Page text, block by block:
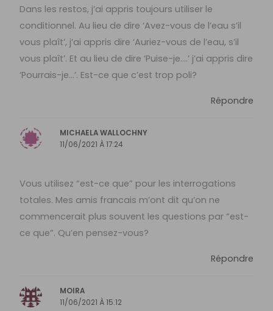
Dans les restos, j’ai appris toujours utiliser le
conditionnel. Au lieu de dire ‘Avez-vous de l’eau s’il
vous plaît’, j’ai appris dire ‘Auriez-vous de l’eau, s’il
vous plaît’. Et au lieu de dire ‘Puise-je….’ j’ai appris dire
‘Pourrais-je…’. Est-ce que c’est trop poli?
Répondre
MICHAELA WALLOCHNY
11/06/2021 À 17:24
Vous utilisez “est-ce que” pour les interrogations
totales. Mes amis francais m’ont dit qu’on ne
commencerait plus souvent les questions par “est-
ce que”. Qu’en pensez-vous?
Répondre
MOIRA
11/06/2021 À 15:12